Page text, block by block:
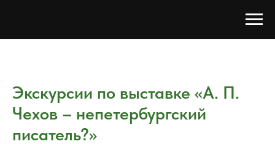
Экскурсии по выставке «А. П.
Чехов – непетербургский
писатель?»